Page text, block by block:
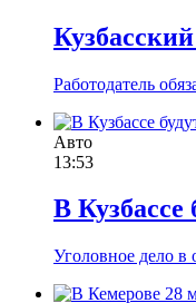
Работодатель
Авто
13:53
В
Уголовное дело в